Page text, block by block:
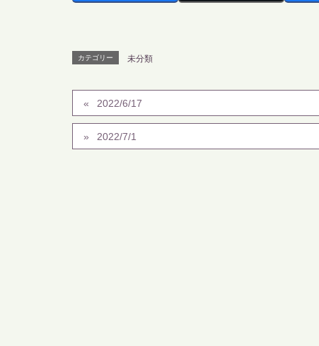
カテゴリー 未分類
2022/6/17
2022/7/1